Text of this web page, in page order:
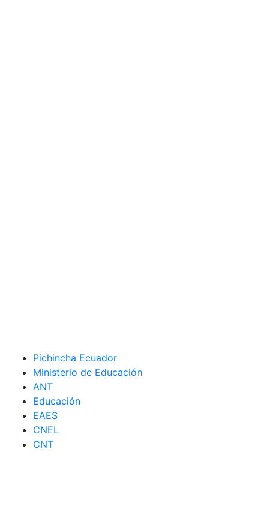
Pichincha Ecuador
Ministerio de Educación
ANT
Educación
EAES
CNEL
CNT